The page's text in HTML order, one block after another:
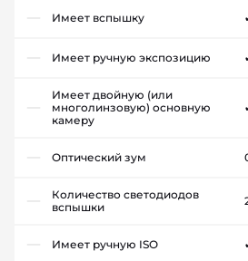
Имеет вспышку
Имеет ручную экспозицию
Имеет двойную (или
многолинзовую) основную
камеру
Оптический зум
Количество светодиодов
вспышки
Имеет ручную ISO